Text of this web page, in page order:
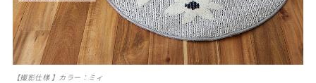
【撮影仕様 】カラー：ミィ